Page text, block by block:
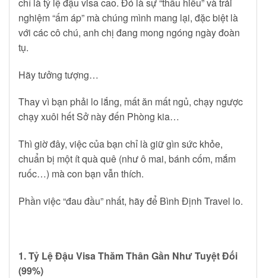
nghiệm “ấm áp” mà chúng mình mang lại, đặc biệt là
với các cô chú, anh chị đang mong ngóng ngày đoàn
tụ.
Hãy tưởng tượng…
Thay vì bạn phải lo lắng, mất ăn mất ngủ, chạy ngược
chạy xuôi hết Sở này đến Phòng kia…
Thì giờ đây, việc của bạn chỉ là giữ gìn sức khỏe,
chuẩn bị một ít quà quê (như ô mai, bánh cốm, mắm
ruốc…) mà con bạn vẫn thích.
Phần việc “đau đầu” nhất, hãy để Bình Định Travel lo.
1. Tỷ Lệ Đậu Visa Thăm Thân Gần Như Tuyệt Đối
(99%)